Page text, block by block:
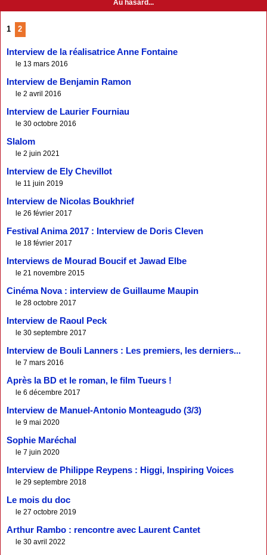
Au hasard...
1 2
Interview de la réalisatrice Anne Fontaine
le 13 mars 2016
Interview de Benjamin Ramon
le 2 avril 2016
Interview de Laurier Fourniau
le 30 octobre 2016
Slalom
le 2 juin 2021
Interview de Ely Chevillot
le 11 juin 2019
Interview de Nicolas Boukhrief
le 26 février 2017
Festival Anima 2017 : Interview de Doris Cleven
le 18 février 2017
Interviews de Mourad Boucif et Jawad Elbe
le 21 novembre 2015
Cinéma Nova : interview de Guillaume Maupin
le 28 octobre 2017
Interview de Raoul Peck
le 30 septembre 2017
Interview de Bouli Lanners : Les premiers, les derniers...
le 7 mars 2016
Après la BD et le roman, le film Tueurs !
le 6 décembre 2017
Interview de Manuel-Antonio Monteagudo (3/3)
le 9 mai 2020
Sophie Maréchal
le 7 juin 2020
Interview de Philippe Reypens : Higgi, Inspiring Voices
le 29 septembre 2018
Le mois du doc
le 27 octobre 2019
Arthur Rambo : rencontre avec Laurent Cantet
le 30 avril 2022